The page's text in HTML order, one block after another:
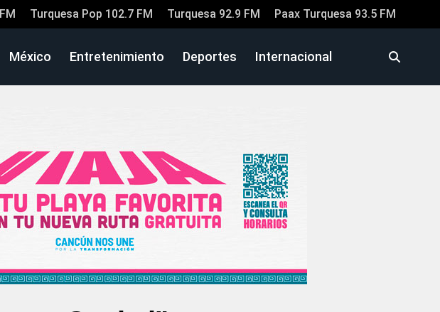
Turquesa Pop 102.7 FM Turquesa 92.9 FM Paax Turquesa 93.5 FM
México Entretenimiento Deportes Internacional